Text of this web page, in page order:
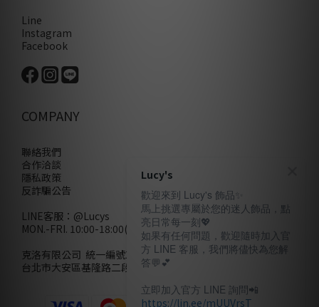
Line
Instagram
Facebook
COMPANY
聯絡我們
合作洽談
隱私政策
反詐騙公告
LINE客服： @Lucys
MON.-FRI. 10:00-18:00(不含例假日)
克洛有限公司 統一編號28858320
台北市大安區基隆路二段110號10樓
Lucy's
歡迎來到 Lucy's 飾品✨
馬上挑選專屬於您的迷人飾品，點
亮日常每一刻💖
如果有任何問題，歡迎隨時加入官
方 LINE 客服，我們將儘快為您解
答💬💕
立即加入官方 LINE 詢問📲
https://lin.ee/mUUVrsT